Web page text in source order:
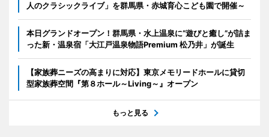
人のクラシックライブ」を群馬県・赤城育心こども園で開催～
本日グランドオープン！群馬県・水上温泉に“遊びと癒し”が詰ま
った新・温泉宿「大江戸温泉物語Premium 松乃井」が誕生
【家族葬ニーズの高まりに対応】東京メモリードホールに貸切
型家族葬空間『第８ホール～Living～』オープン
もっと見る